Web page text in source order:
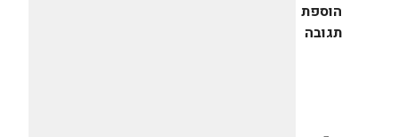
הוספת
תגובה